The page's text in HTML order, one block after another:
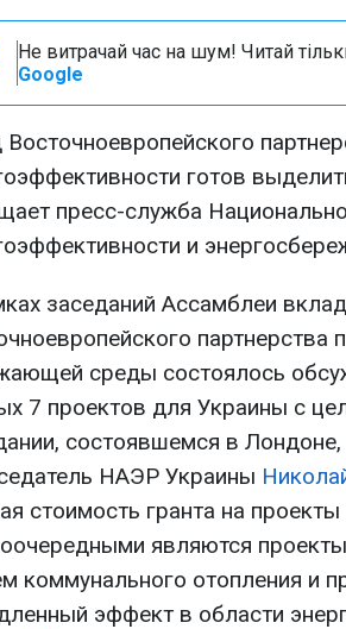
Не витрачай час на шум! Читай
Google
готов
пресс-служба
и
заседаний Ассамблеи
партнерства
среды состоялось
7 проектов для Украины с
состоявшемся в Лондоне,
НАЭР Украины
стоимость гранта на
являются
коммунального отопления и
эффект в области